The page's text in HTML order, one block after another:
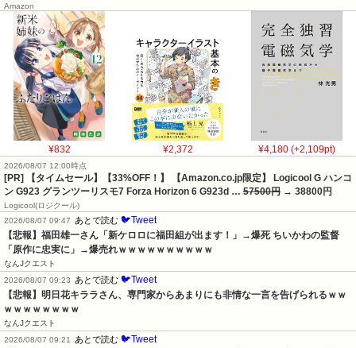
Amazon
¥832 ¥2,372 ¥4,180 (+2,109pt)
2026/08/07 12:00時点
[PR] 【タイムセール】【33%OFF！】 【Amazon.co.jp限定】 Logicool G ハンコ
ン G923 グランツーリスモ7 Forza Horizon 6 G923d … 57500円 → 38800円
‎Logicool(ロジクール)
2026/08/07 09:47
あとで読む 🐦Tweet
【悲報】福田雄一さん「新ケロロに福田組が出ます！」→爆死 ちいかわの監督
「原作に忠実に」→爆売れｗｗｗｗｗｗｗｗｗｗ
なんJクエスト
2026/08/07 09:23
あとで読む 🐦Tweet
【悲報】明日花キララさん、専門家からあまりにも非情な一言を告げられるｗｗ
ｗｗｗｗｗｗｗｗ
なんJクエスト
2026/08/07 09:21
あとで読む 🐦Tweet